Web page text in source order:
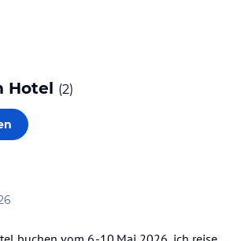
Hotel (2)